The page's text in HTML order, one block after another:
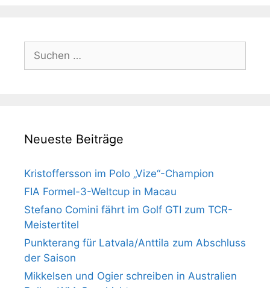
Suchen
nach:
Neueste Beiträge
Kristoffersson im Polo „Vize“-Champion
FIA Formel-3-Weltcup in Macau
Stefano Comini fährt im Golf GTI zum TCR-
Meistertitel
Punkterang für Latvala/Anttila zum Abschluss
der Saison
Mikkelsen und Ogier schreiben in Australien